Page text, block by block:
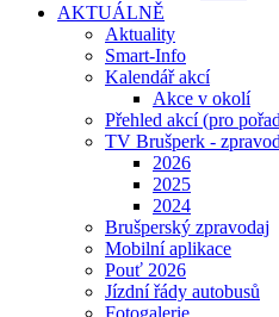
AKTUÁLNĚ
Aktuality
Smart-Info
Kalendář akcí
Akce v okolí
Přehled akcí (pro
TV Brušperk -
2026
2025
2024
Brušperský zpravodaj
Mobilní aplikace
Pouť 2026
Jízdní řády autobusů
Fotogalerie